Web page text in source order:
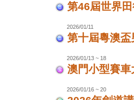
第46屆世界
2026/01/11
第十屆粵澳
2026/01/13 ~ 18
澳門小型賽
2026/01/16 ~ 20